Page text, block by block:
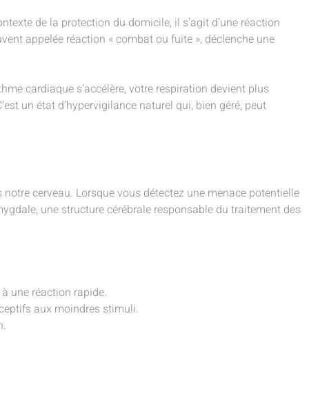
de la protection du domicile, il s’agit d’une réaction
appelée réaction « combat ou fuite », déclenche une
cardiaque s’accélère, votre respiration devient plus
un état d’hypervigilance naturel qui, bien géré, peut
cerveau. Lorsque vous détectez une menace potentielle
une structure cérébrale responsable du traitement des
une réaction rapide.
aux moindres stimuli.